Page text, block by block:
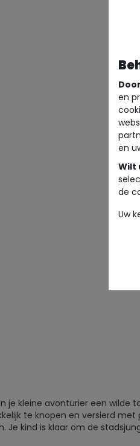
je kleine avonturier een wilde
te knopen en versierd
Je kind is klaar om de
en
en
Wilt
de
Uw